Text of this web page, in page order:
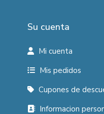
Su cuenta
Mi cuenta
Mis pedidos
Cupones de
Informacion